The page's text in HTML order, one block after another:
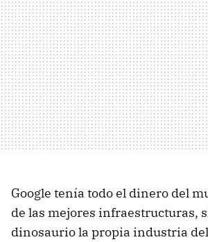
Google tenía todo el dinero del
de las mejores infraestructuras,
dinosaurio la propia industria